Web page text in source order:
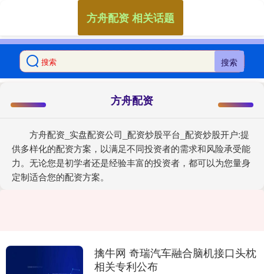
搜索
方舟配资
方舟配资_实盘配资公司_配资炒股平台_配资炒股开户:提
供多样化的配资方案，以满足不同投资者的需求和风险承受能
力。无论您是初学者还是经验丰富的投资者，都可以为您量身
定制适合您的配资方案。
方舟配资 相关话题
擒牛网 奇瑞汽车融合脑机接口头枕
相关专利公布